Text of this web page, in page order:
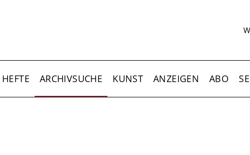
ARCHIVSUCHE KUNST ANZEIGEN ABO